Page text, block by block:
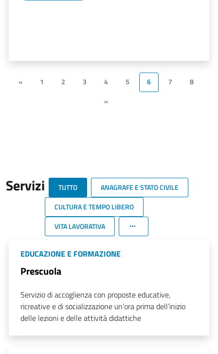
« 1 2 3 4 5 6 7
8
»
Servizi TUTTO
ANAGRAFE E STATO CIVILE
CULTURA E TEMPO LIBERO
VITA LAVORATIVA
EDUCAZIONE E FORMAZIONE
Prescuola
Servizio di accoglienza con proposte educative,
ricreative e di socializzazione un’ora prima dell’inizio
delle lezioni e delle attività didattiche